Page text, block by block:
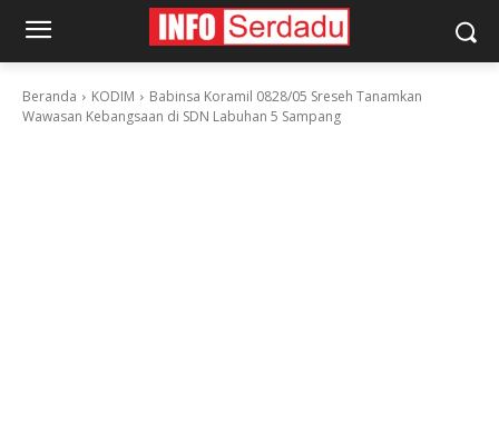
Beranda KODIM
Babinsa Koramil 0828/05 Sreseh Tanamkan
Wawasan Kebangsaan di SDN Labuhan 5 Sampang